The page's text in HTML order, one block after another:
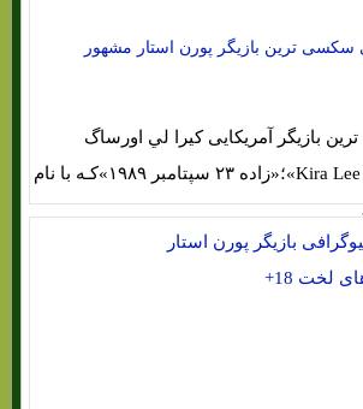
سکسی ترین بازیگر پورن استار مشهور
بازیگر آمریکایی کیرا لي اورساگ
«انگلیسی: Kira Lee Orsag‎»؛«زاده ۲۳ سپتامبر ۱۹۸۹»کـه با نام